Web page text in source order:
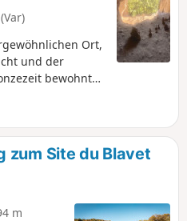
Ort,
und der
bewohnt
Zeiten mit
zum Site du Blavet
m